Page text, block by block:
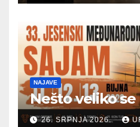
NAJAVE
Nešto veliko se
26. SRPNJA 2026.